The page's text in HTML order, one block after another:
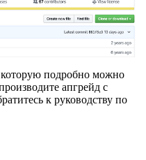
подробно можно
апгрейд с
к руководству по